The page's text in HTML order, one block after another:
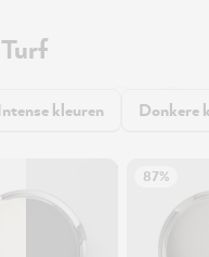
kleuren Donkere
87%